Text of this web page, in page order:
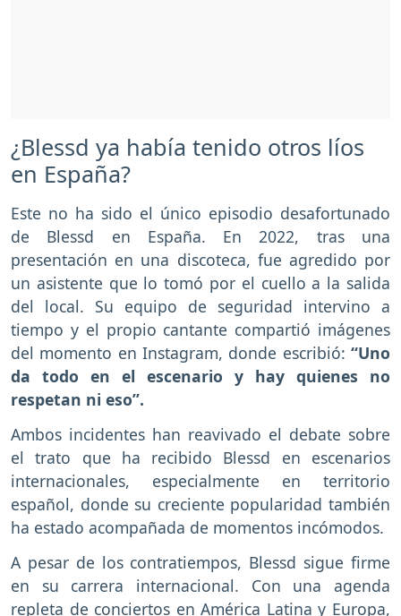
¿Blessd ya había tenido otros líos
en España?
Este no ha sido el único episodio desafortunado
de Blessd en España. En 2022, tras una
presentación en una discoteca, fue agredido por
un asistente que lo tomó por el cuello a la salida
del local. Su equipo de seguridad intervino a
tiempo y el propio cantante compartió imágenes
del momento en Instagram, donde escribió: “Uno
da todo en el escenario y hay quienes no
respetan ni eso”.
Ambos incidentes han reavivado el debate sobre
el trato que ha recibido Blessd en escenarios
internacionales, especialmente en territorio
español, donde su creciente popularidad también
ha estado acompañada de momentos incómodos.
A pesar de los contratiempos, Blessd sigue firme
en su carrera internacional. Con una agenda
repleta de conciertos en América Latina y Europa,